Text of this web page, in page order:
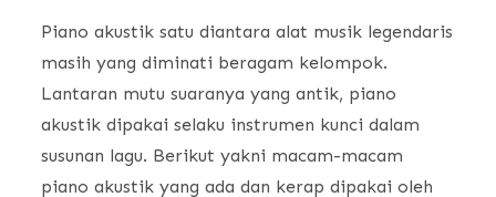
Piano akustik satu diantara alat musik legendaris
masih yang diminati beragam kelompok.
Lantaran mutu suaranya yang antik, piano
akustik dipakai selaku instrumen kunci dalam
susunan lagu. Berikut yakni macam-macam
piano akustik yang ada dan kerap dipakai oleh